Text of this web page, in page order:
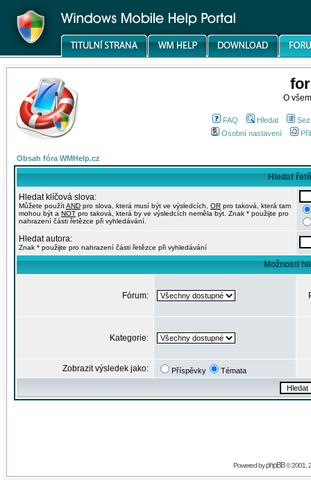
O
FAQ Hledat
Osobní nastavení
Obsah fóra WMHelp.cz
Hledat
Hledat klíčová slova:
Můžete použítAND pro slova, která musí být ve výsledcích, OR pro taková, která tam
mohou být a NOT pro taková, která by ve výsledcích neměla být. Znak * použijte pro
nahrazení části řetězce při vyhledávání.
Hledat autora:
Znak * použijte pro nahrazení části řetězce při vyhledávání
Možnosti
Fórum:
Kategorie:
Zobrazit výsledek jako: Příspěvky Témata
Powered byphpBB© 2001,